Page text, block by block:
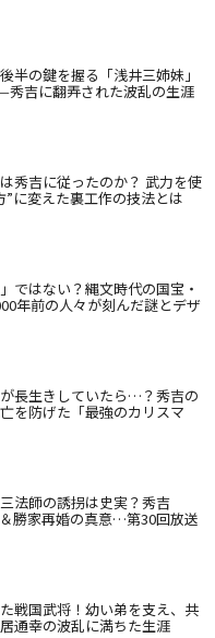
半の鍵を握る「浅井三姉妹」
吉に翻弄された波乱の生涯
秀吉に従ったのか？ 武力を使
”に変えた裏工作の技法とは
ではない？縄文時代の国宝・
年前の人々が刻んだ謎とデザ
長生きしていたら…？秀吉の
を防げた「最強のカリスマ
三法師の誘拐は史実？秀吉
勝家再婚の真意…第30回放送
戦国武将！幼い弟を支え、共
通幸の波乱に満ちた生涯